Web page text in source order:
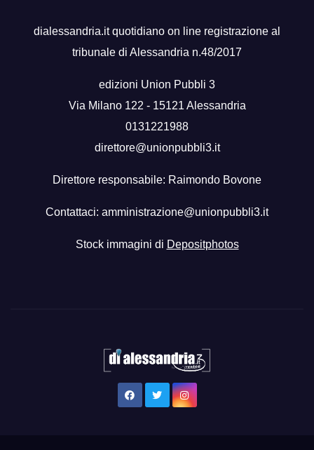
dialessandria.it quotidiano on line registrazione al
tribunale di Alessandria n.48/2017
edizioni Union Pubbli 3
Via Milano 122 - 15121 Alessandria
0131221988
direttore@unionpubbli3.it
Direttore responsabile: Raimondo Bovone
Contattaci: amministrazione@unionpubbli3.it
Stock immagini di Depositphotos